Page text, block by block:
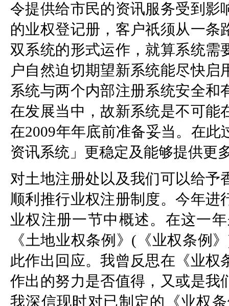
令提供给市民的资讯服务受到影
的业权登记册，客户祇须从一
双系统的形式运作，就算系统需
户自然迫切期望新系统能尽快
系统与两个内部注册系统安全
在发展当中，故新系统是不可能
在2009年年底前准备妥当。在
资讯系统」更稳定及能够提供更
对土地注册处以及我们可以给予
顺利推行业权注册制度。今年
业权注册一节中概述。在这一
《土地业权条例》(《业权条例
此作出回应。我曾反思在《业
作出的努力是否值得，又或是我
我深信现时对已制定的《业权